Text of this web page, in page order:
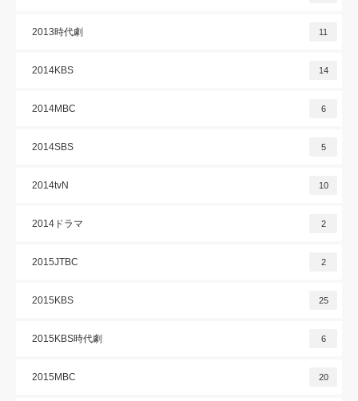
2013時代劇 11
2014KBS 14
2014MBC 6
2014SBS 5
2014tvN 10
2014ドラマ 2
2015JTBC 2
2015KBS 25
2015KBS時代劇 6
2015MBC 20